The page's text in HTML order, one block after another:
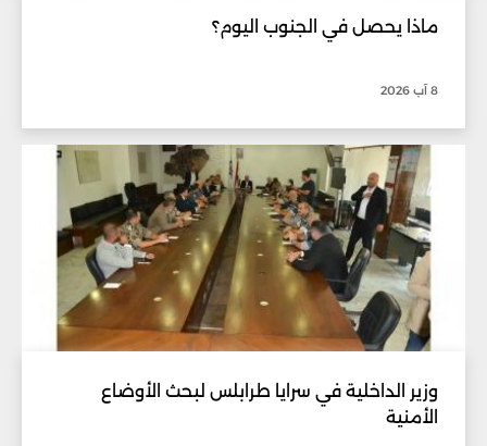
ماذا يحصل في الجنوب اليوم؟
8 آب 2026
وزير الداخلية في سرايا طرابلس لبحث الأوضاع
الأمنية